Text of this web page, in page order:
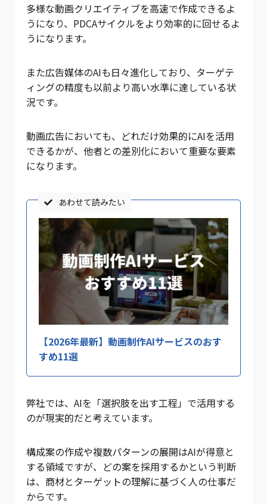
多様な動画クリエイティブを高速で作成できるよ
うになり、PDCAサイクルをより効率的に回せるよ
うになります。
また広告媒体のAIも日々進化しており、ターゲテ
ィングの精度も以前より高い水準に達している状
況です。
動画広告においても、どれだけ効果的にAIを活用
できるかが、他者との差別化において重要な要素
になります。
あわせて読みたい
【2026年最新】動画制作AIサービスのおす
すめ11選
弊社では、AIを「選択肢を出す工程」で活用する
のが現実的だと考えています。
構成案の作成や複数パターンの展開はAIが得意と
する領域ですが、どの案を採用するかという判断
は、商材とターゲットの理解に基づく人の仕事だ
からです。